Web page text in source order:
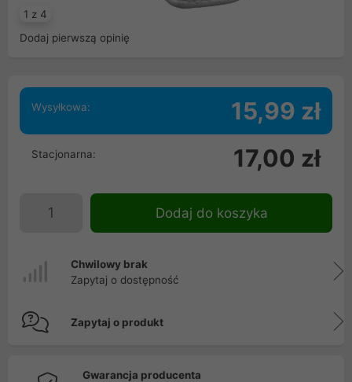
1 z 4
Dodaj pierwszą opinię
Wysyłkowa: 15,99 zł
Stacjonarna: 17,00 zł
Dodaj do koszyka
Chwilowy brak
Zapytaj o dostępność
Zapytaj o produkt
Gwarancja producenta